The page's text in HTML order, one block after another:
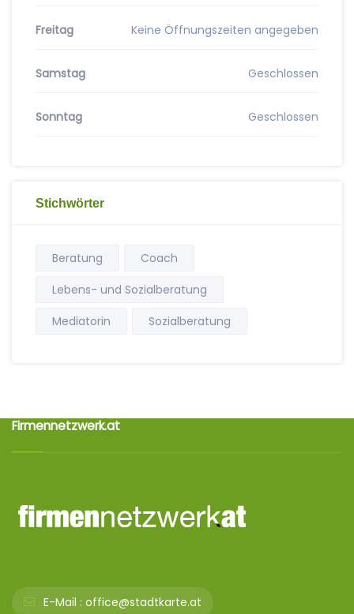
Freitag Keine Öffnungszeiten angegeben
Samstag Geschlossen
Sonntag Geschlossen
Stichwörter
Beratung
Coach
Lebens- und Sozialberatung
Mediatorin
Sozialberatung
Firmennetzwerk.at
E-Mail : office@stadtkarte.at